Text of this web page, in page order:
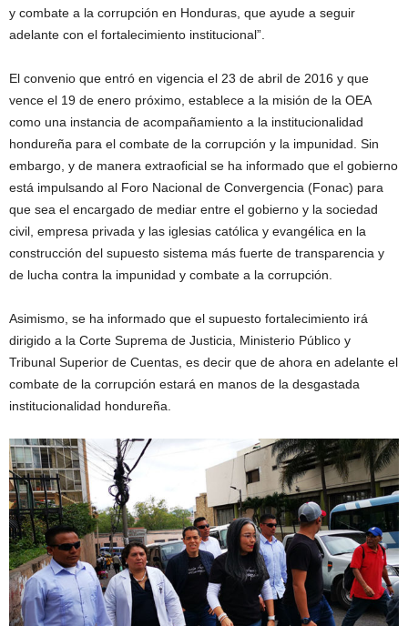
y combate a la corrupción en Honduras, que ayude a seguir
adelante con el fortalecimiento institucional”.
El convenio que entró en vigencia el 23 de abril de 2016 y que
vence el 19 de enero próximo, establece a la misión de la OEA
como una instancia de acompañamiento a la institucionalidad
hondureña para el combate de la corrupción y la impunidad. Sin
embargo, y de manera extraoficial se ha informado que el gobierno
está impulsando al Foro Nacional de Convergencia (Fonac) para
que sea el encargado de mediar entre el gobierno y la sociedad
civil, empresa privada y las iglesias católica y evangélica en la
construcción del supuesto sistema más fuerte de transparencia y
de lucha contra la impunidad y combate a la corrupción.
Asimismo, se ha informado que el supuesto fortalecimiento irá
dirigido a la Corte Suprema de Justicia, Ministerio Público y
Tribunal Superior de Cuentas, es decir que de ahora en adelante el
combate de la corrupción estará en manos de la desgastada
institucionalidad hondureña.